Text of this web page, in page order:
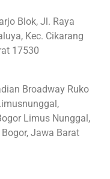
Blok, Jl. Raya
Kec. Cikarang
17530
Broadway Ruko
Limus Nunggal,
Jawa Barat